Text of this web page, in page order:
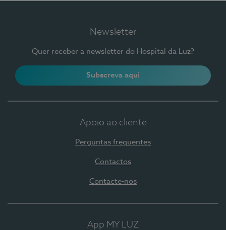
Newsletter
Quer receber a newsletter do Hospital da Luz?
Subscreva aqui
Apoio ao cliente
Perguntas frequentes
Contactos
Contacte-nos
App MY LUZ